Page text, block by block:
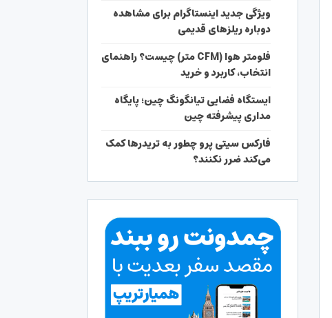
ویژگی جدید اینستاگرام برای مشاهده
دوباره ریلزهای قدیمی
فلومتر هوا (CFM متر) چیست؟ راهنمای
انتخاب، کاربرد و خرید
ایستگاه فضایی تیانگونگ چین؛ پایگاه
مداری پیشرفته چین
فارکس سیتی پرو چطور به تریدرها کمک
می‌کند ضرر نکنند؟